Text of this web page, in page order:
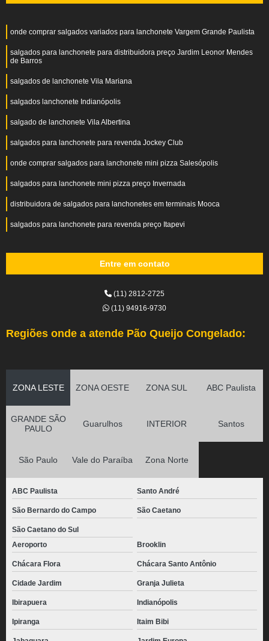
onde comprar salgados variados para lanchonete Vargem Grande Paulista
salgados para lanchonete para distribuidora preço Jardim Leonor Mendes
de Barros
salgados de lanchonete Vila Mariana
salgados lanchonete Indianópolis
salgado de lanchonete Vila Albertina
salgados para lanchonete para revenda Jockey Club
onde comprar salgados para lanchonete mini pizza Salesópolis
salgados para lanchonete mini pizza preço Invernada
distribuidora de salgados para lanchonetes em terminais Mooca
salgados para lanchonete para revenda preço Itapevi
Entre em contato
(11) 2812-2725
(11) 94916-9730
Regiões onde a atende Pão Queijo Congelado:
ZONA LESTE ZONA OESTE ZONA SUL ABC Paulista
GRANDE SÃO
PAULO
Guarulhos INTERIOR Santos
São Paulo Vale do Paraíba Zona Norte
ABC Paulista Santo André
São Bernardo do Campo São Caetano
São Caetano do Sul
Aeroporto
Brooklin
Chácara Flora Chácara Santo Antônio
Cidade Jardim Granja Julieta
Ibirapuera Indianópolis
Ipiranga Itaim Bibi